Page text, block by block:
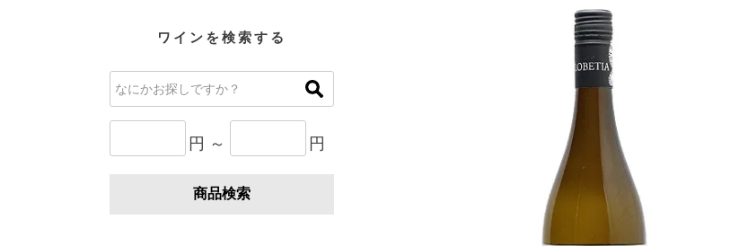
ワインを検索する
円 ～ 円
商品検索